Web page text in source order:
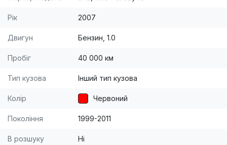
Рік 2007
Двигун Бензин, 1.0
Пробіг 40 000 км
Тип кузова Інший тип кузова
Колір Червоний
Покоління 1999-2011
В розшуку Ні